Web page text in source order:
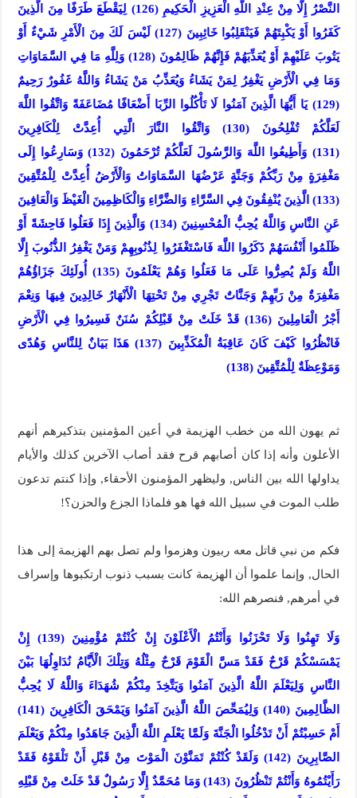
النَّصْرُ إِلَّا مِنْ عِنْدِ اللَّهِ الْعَزِيزِ الْحَكِيمِ (126) لِيَقْطَعَ طَرَفًا مِنَ الَّذِينَ
كَفَرُوا أَوْ يَكْبِتَهُمْ فَيَنْقَلِبُوا خَائِبِينَ (127) لَيْسَ لَكَ مِنَ الْأَمْرِ شَيْءٌ أَوْ
يَتُوبَ عَلَيْهِمْ أَوْ يُعَذِّبَهُمْ فَإِنَّهُمْ ظَالِمُونَ (128) وَلِلَّهِ مَا فِي السَّمَاوَاتِ
وَمَا فِي الْأَرْضِ يَغْفِرُ لِمَنْ يَشَاءُ وَيُعَذِّبُ مَنْ يَشَاءُ وَاللَّهُ غَفُورٌ رَحِيمٌ
(129) يَا أَيُّهَا الَّذِينَ آمَنُوا لَا تَأْكُلُوا الرِّبَا أَضْعَافًا مُضَاعَفَةً وَاتَّقُوا اللَّهَ
لَعَلَّكُمْ تُفْلِحُونَ (130) وَاتَّقُوا النَّارَ الَّتِي أُعِدَّتْ لِلْكَافِرِينَ
(131) وَأَطِيعُوا اللَّهَ وَالرَّسُولَ لَعَلَّكُمْ تُرْحَمُونَ (132) وَسَارِعُوا إِلَى
مَغْفِرَةٍ مِنْ رَبِّكُمْ وَجَنَّةٍ عَرْضُهَا السَّمَاوَاتُ وَالْأَرْضُ أُعِدَّتْ لِلْمُتَّقِينَ
(133) الَّذِينَ يُنْفِقُونَ فِي السَّرَّاءِ وَالضَّرَّاءِ وَالْكَاظِمِينَ الْغَيْظَ وَالْعَافِينَ
عَنِ النَّاسِ وَاللَّهُ يُحِبُّ الْمُحْسِنِينَ (134) وَالَّذِينَ إِذَا فَعَلُوا فَاحِشَةً أَوْ
ظَلَمُوا أَنْفُسَهُمْ ذَكَرُوا اللَّهَ فَاسْتَغْفَرُوا لِذُنُوبِهِمْ وَمَنْ يَغْفِرُ الذُّنُوبَ إِلَّا
اللَّهُ وَلَمْ يُصِرُّوا عَلَى مَا فَعَلُوا وَهُمْ يَعْلَمُونَ (135) أُولَئِكَ جَزَاؤُهُمْ
مَغْفِرَةٌ مِنْ رَبِّهِمْ وَجَنَّاتٌ تَجْرِي مِنْ تَحْتِهَا الْأَنْهَارُ خَالِدِينَ فِيهَا وَنِعْمَ
أَجْرُ الْعَامِلِينَ (136) قَدْ خَلَتْ مِنْ قَبْلِكُمْ سُنَنٌ فَسِيرُوا فِي الْأَرْضِ
فَانْظُرُوا كَيْفَ كَانَ عَاقِبَةُ الْمُكَذِّبِينَ (137) هَذَا بَيَانٌ لِلنَّاسِ وَهُدًى
وَمَوْعِظَةٌ لِلْمُتَّقِينَ (138)
ثم يهون الله من خطب الهزيمة في أعين المؤمنين بتذكيرهم أنهم
الأعلون وأنه إذا كان أصابهم قرح فقد أصاب الآخرين كذلك والأيام
يداولها الله بين الناس, وليظهر المؤمنون الأحقاء, وإذا كنتم تدعون
طلب الموت في سبيل الله فها هو فلماذا الجزع والحزن؟!
فكم من نبي قاتل معه ربيون وهزموا ولم تصل بهم الهزيمة إلى هذا
الحال, وإنما علموا أن الهزيمة كانت بسبب ذنوب ارتكبوها وإسراف
في أمرهم, فنصرهم الله:
وَلَا تَهِنُوا وَلَا تَحْزَنُوا وَأَنْتُمُ الْأَعْلَوْنَ إِنْ كُنْتُمْ مُؤْمِنِينَ (139) إِنْ
يَمْسَسْكُمْ قَرْحٌ فَقَدْ مَسَّ الْقَوْمَ قَرْحٌ مِثْلُهُ وَتِلْكَ الْأَيَّامُ نُدَاوِلُهَا بَيْنَ
النَّاسِ وَلِيَعْلَمَ اللَّهُ الَّذِينَ آمَنُوا وَيَتَّخِذَ مِنْكُمْ شُهَدَاءَ وَاللَّهُ لَا يُحِبُّ
الظَّالِمِينَ (140) وَلِيُمَحِّصَ اللَّهُ الَّذِينَ آمَنُوا وَيَمْحَقَ الْكَافِرِينَ (141)
أَمْ حَسِبْتُمْ أَنْ تَدْخُلُوا الْجَنَّةَ وَلَمَّا يَعْلَمِ اللَّهُ الَّذِينَ جَاهَدُوا مِنْكُمْ وَيَعْلَمَ
الصَّابِرِينَ (142) وَلَقَدْ كُنْتُمْ تَمَنَّوْنَ الْمَوْتَ مِنْ قَبْلِ أَنْ تَلْقَوْهُ فَقَدْ
رَأَيْتُمُوهُ وَأَنْتُمْ تَنْظُرُونَ (143) وَمَا مُحَمَّدٌ إِلَّا رَسُولٌ قَدْ خَلَتْ مِنْ قَبْلِهِ